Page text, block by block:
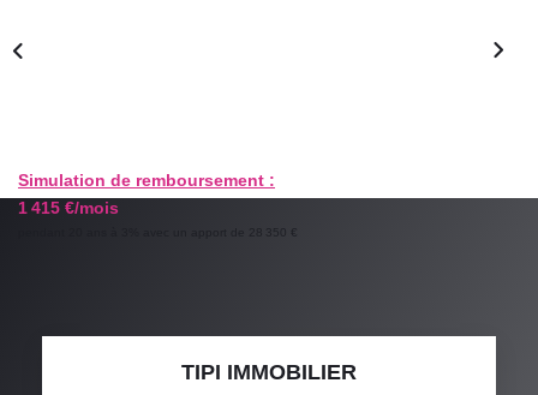
AGENCE
Qui Sommes-Nous
Simulation de remboursement :
1 415 €/mois
pendant 20 ans à 3% avec un apport de 28 350 €
TIPI IMMOBILIER